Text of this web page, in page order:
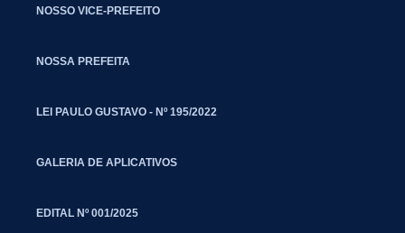
NOSSO VICE-PREFEITO
NOSSA PREFEITA
LEI PAULO GUSTAVO - Nº 195/2022
GALERIA DE APLICATIVOS
EDITAL Nº 001/2025